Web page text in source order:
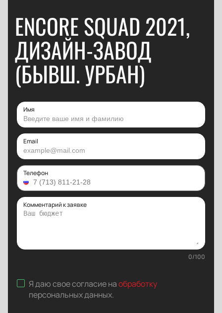
ENCORE SQUAD 2021,
ДИЗАЙН-ЗАВОД
(БЫВШ. УРБАН)
Имя
Email
Телефон
Комментарий к заявке
0/100
Я даю свое согласие наобработку
персональных данных.